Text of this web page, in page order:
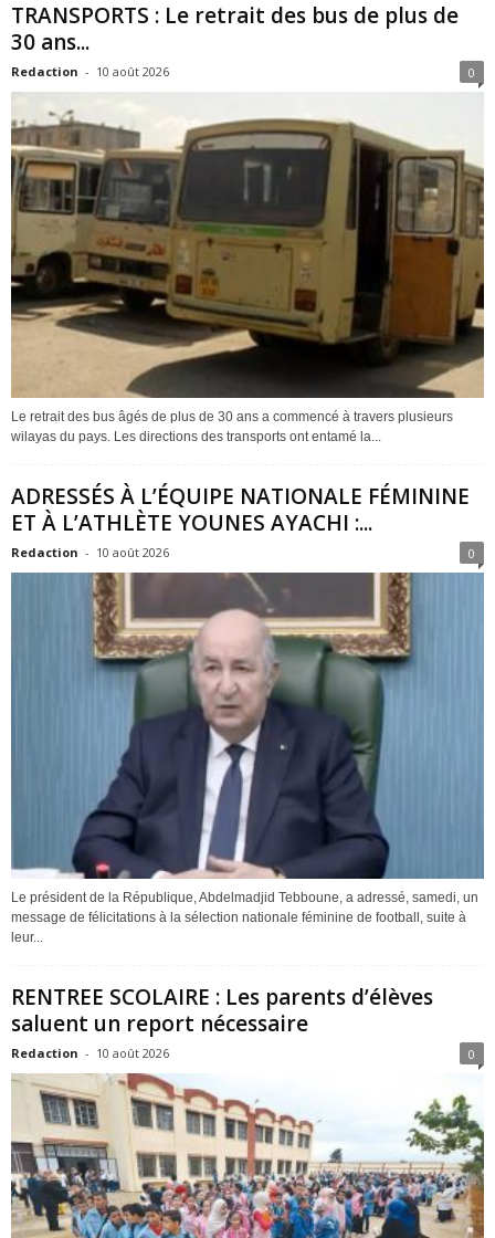
TRANSPORTS : Le retrait des bus de plus de
30 ans...
Redaction - 10 août 2026 0
Le retrait des bus âgés de plus de 30 ans a commencé à travers plusieurs
wilayas du pays. Les directions des transports ont entamé la...
ADRESSÉS À L’ÉQUIPE NATIONALE FÉMININE
ET À L’ATHLÈTE YOUNES AYACHI :...
Redaction - 10 août 2026 0
Le président de la République, Abdelmadjid Tebboune, a adressé, samedi, un
message de félicitations à la sélection nationale féminine de football, suite à
leur...
RENTREE SCOLAIRE : Les parents d’élèves
saluent un report nécessaire
Redaction - 10 août 2026 0